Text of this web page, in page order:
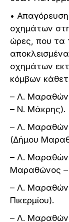
•
οχημάτων
ώρες, που τα
οχημάτων
κόμβων
– Λ.
– Ν. Μάκρης).
– Λ.
(Δήμου
– Λ.
Μαραθώνος
– Λ.
Πικερμίου).
– Λ.